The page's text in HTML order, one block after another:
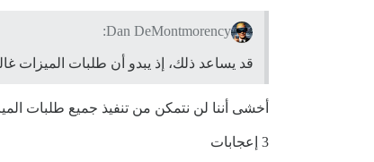
Dan DeMontmorency:
قد يساعد ذلك، إذ يبدو أن طلبات الميزات
أخشى أننا لن نتمكن من تنفيذ جميع طلبات
3 إعجابات